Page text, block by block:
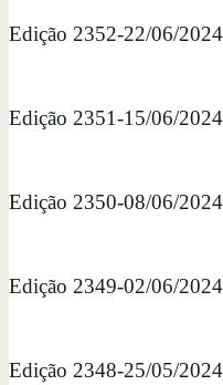
Edição 2352-22/06/2024
Edição 2351-15/06/2024
Edição 2350-08/06/2024
Edição 2349-02/06/2024
Edição 2348-25/05/2024